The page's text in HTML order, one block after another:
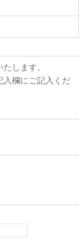
します。
入欄にご記入くだ